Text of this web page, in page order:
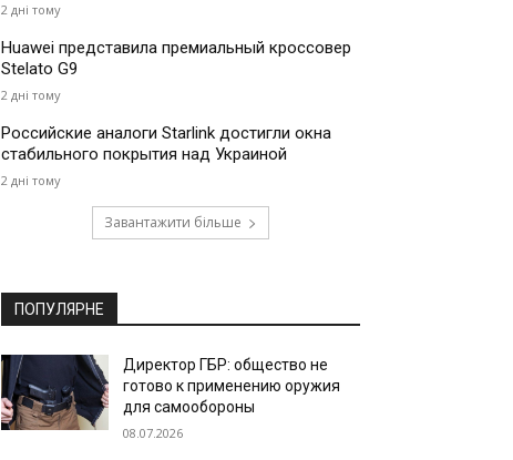
2 дні тому
Huawei представила премиальный кроссовер
Stelato G9
2 дні тому
Российские аналоги Starlink достигли окна
стабильного покрытия над Украиной
2 дні тому
Завантажити більше
ПОПУЛЯРНЕ
Директор ГБР: общество не
готово к применению оружия
для самообороны
08.07.2026